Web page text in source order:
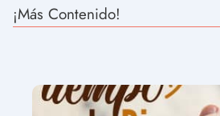
¡Más Contenido!